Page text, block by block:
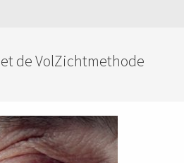
de VolZichtmethode